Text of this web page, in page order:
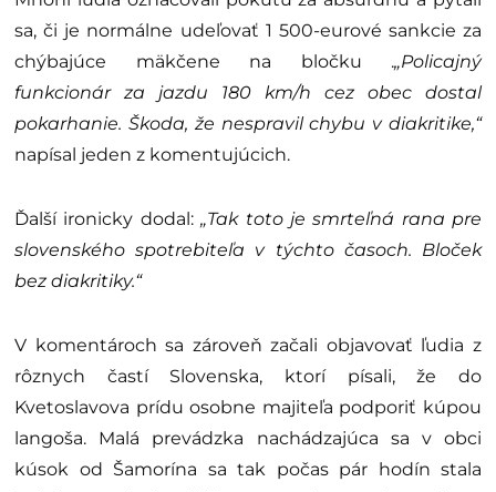
Ľudia začali písať, že prídu na
langoš
Prípad sa veľmi rýchlo rozšíril po sociálnych sieťach.
Mnohí ľudia označovali pokutu za absurdnú a pýtali
sa, či je normálne udeľovať 1 500-eurové sankcie za
funkcionár za jazdu 180 km/h cez obec dostal
pokarhanie. Škoda, že nespravil chybu v diakritike,“
napísal jeden z komentujúcich.
Ďalší ironicky dodal: „Tak toto je smrteľná rana pre